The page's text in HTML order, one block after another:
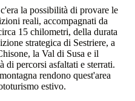
la possibilità di provare le
reali, accompagnati da
15 chilometri, della durata
strategica di Sestriere, a
la Val di Susa e il
di percorsi asfaltati e sterrati.
rendono quest'area
estivo.